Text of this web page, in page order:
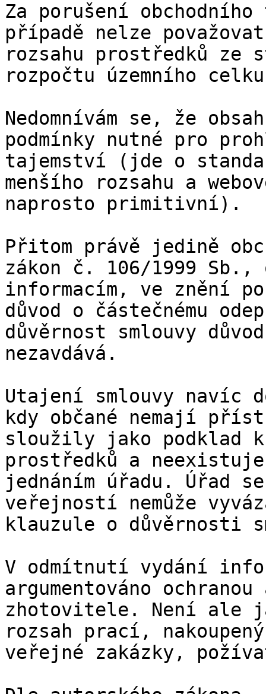
Za porušení
případě nelze
rozsahu prostředků ze
rozpočtu územního
Nedomnívám se, že
podmínky nutné pro
tajemství (jde o
menšího rozsahu a
naprosto primitivní).
Přitom právě jedině
zákon č. 106/1999 Sb.,
informacím, ve znění
důvod o částečnému
důvěrnost smlouvy
nezavdává.
Utajení smlouvy navíc
kdy občané nemají
sloužily jako podklad
prostředků a
jednáním úřadu. Úřad
veřejností nemůže
klauzule o důvěrnosti
V odmítnutí vydání
argumentováno
zhotovitele. Není ale
rozsah prací,
veřejné zakázky,